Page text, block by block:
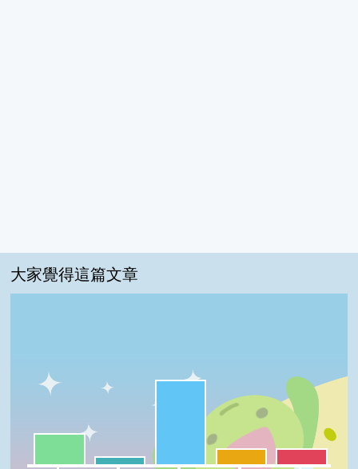
大家覺得這篇文章
一級棒:20%
我喜歡:5%
夠新奇:10%普普啦:10%